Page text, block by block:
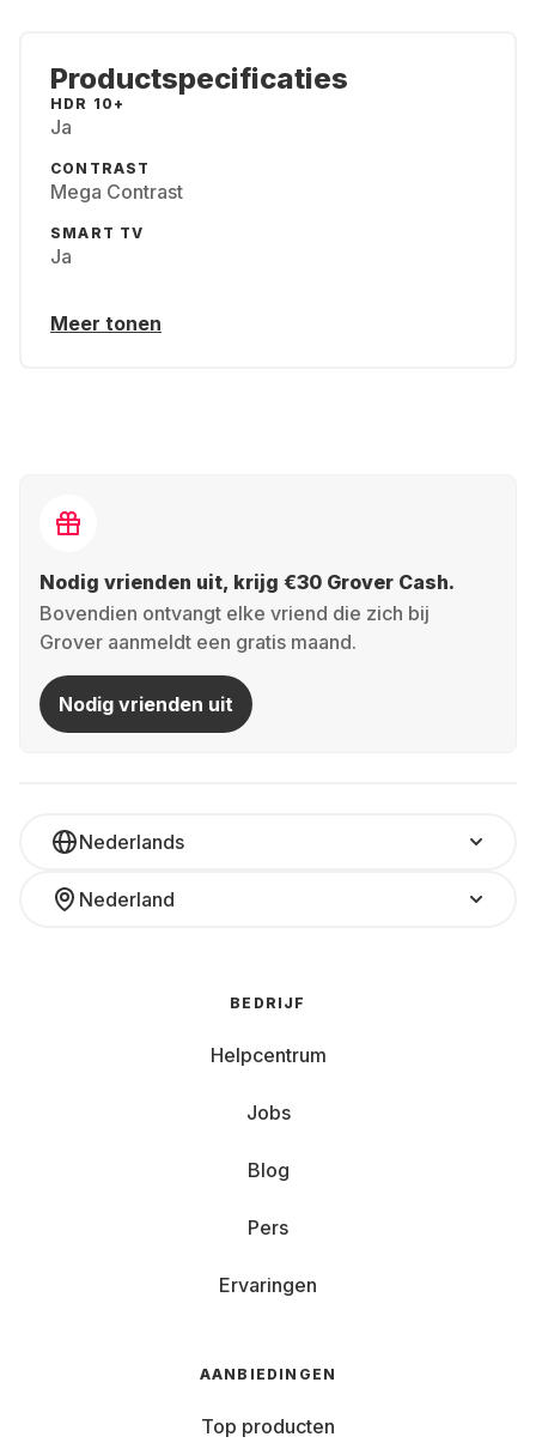
Productspecificaties
HDR 10+
Ja
CONTRAST
Mega Contrast
SMART TV
Ja
Meer tonen
Nodig vrienden uit, krijg €30 Grover Cash.
Bovendien ontvangt elke vriend die zich bij
Grover aanmeldt een gratis maand.
Nodig vrienden uit
Nederlands
Nederland
BEDRIJF
Helpcentrum
Jobs
Blog
Pers
Ervaringen
AANBIEDINGEN
Top producten